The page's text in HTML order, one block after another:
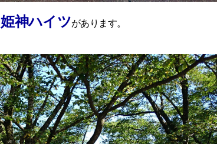
姫神ハイツがあります。